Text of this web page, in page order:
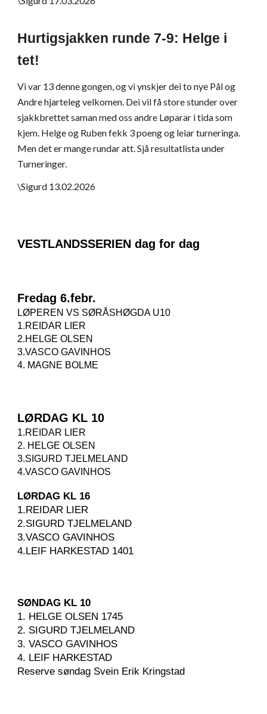
Hurtigsjakken runde 7-9: Helge i
tet!
Vi var 13 denne gongen, og vi ynskjer dei to nye Pål og
Andre hjarteleg velkomen. Dei vil få store stunder over
sjakkbrettet saman med oss andre Løparar i tida som
kjem. Helge og Ruben fekk 3 poeng og leiar turneringa.
Men det er mange rundar att. Sjå resultatlista under
Turneringer.
\Sigurd 13.02.2026
VESTLANDSSERIEN dag for dag
Fredag 6.febr.
LØPEREN VS SØRÅSHØGDA U10
1.REIDAR LIER
2.HELGE OLSEN
3.VASCO GAVINHOS
4. MAGNE BOLME
LØRDAG KL 10
1.REIDAR LIER
2. HELGE OLSEN
3.SIGURD TJELMELAND
4.VASCO GAVINHOS
LØRDAG KL 16
1.REIDAR LIER
2.SIGURD TJELMELAND
3.VASCO GAVINHOS
4.LEIF HARKESTAD 1401
SØNDAG KL 10
1. HELGE OLSEN 1745
2. SIGURD TJELMELAND
3. VASCO GAVINHOS
4. LEIF HARKESTAD
Reserve søndag Svein Erik Kringstad